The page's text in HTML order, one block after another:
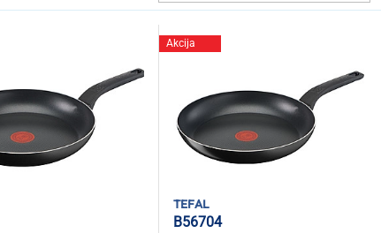
Akcija
tefal
B56704